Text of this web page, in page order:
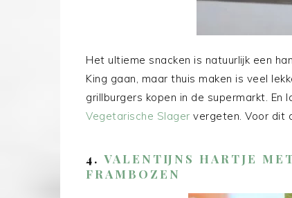
Het ultieme snacken is natuurlijk een
King gaan, maar thuis maken is veel
grillburgers kopen in de supermarkt. En
Vegetarische Slager vergeten. Voor dit
4. VALENTIJNS HARTJE
FRAMBOZEN